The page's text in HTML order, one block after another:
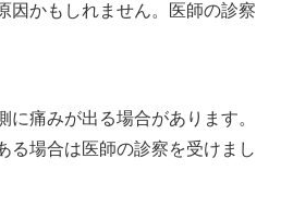
因かもしれません。医師の診察
に痛みが出る場合があります。
る場合は医師の診察を受けまし